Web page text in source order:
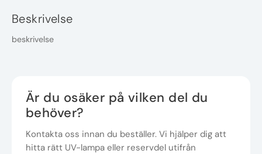
Beskrivelse
beskrivelse
Är du osäker på vilken del du
behöver?
Kontakta oss innan du beställer. Vi hjälper dig att
hitta rätt UV-lampa eller reservdel utifrån